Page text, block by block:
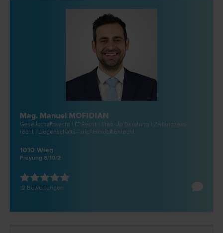
Mag. Manuel MOFIDIAN
Gesellschafts­recht | IT-Recht | Start-Up Beratung | Zivilprozess­
recht | Liegenschafts- und Immobilien­recht
1010 Wien
Freyung 6/10/2
12 Bewertungen